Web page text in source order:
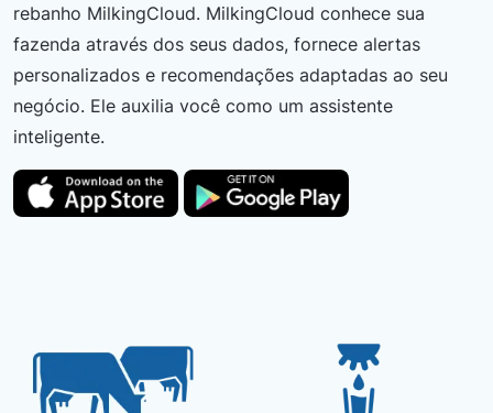
rebanho MilkingCloud. MilkingCloud conhece sua
fazenda através dos seus dados, fornece alertas
personalizados e recomendações adaptadas ao seu
negócio. Ele auxilia você como um assistente
inteligente.